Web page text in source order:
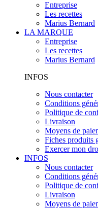
Entreprise
Les recettes
Marius Bernard
LA MARQUE
Entreprise
Les recettes
Marius Bernard
INFOS
Nous contacter
Conditions
Politique de
Livraison
Moyens de
Fiches produits
Exercer mon
INFOS
Nous contacter
Conditions
Politique de
Livraison
Moyens de